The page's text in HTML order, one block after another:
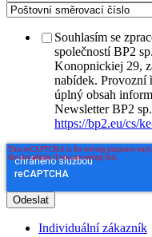
Souhlasím se
společností BP2
Konopnickiej 29,
nabídek. Provozní
úplný obsah
Newsletter BP2
https://bp2.eu/cs/
Individuální zákazník